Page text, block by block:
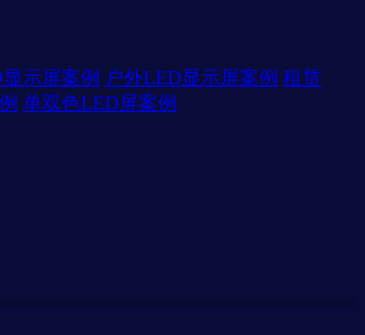
示屏案例 户外LED显示屏案例 租赁
单双色LED屏案例